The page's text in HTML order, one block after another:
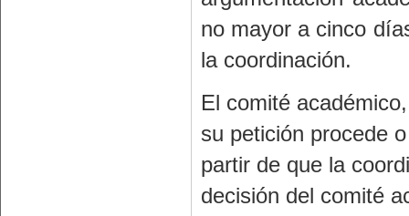
no mayor a cinco
la coordinación.
El comité
su petición procede
partir de que la
decisión del comité